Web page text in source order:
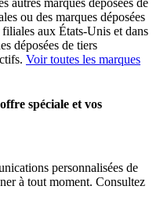
ou des marques déposées
aux États-Unis et dans
déposées de tiers
Voir toutes les marques
spéciale et vos
personnalisées de
à tout moment. Consultez